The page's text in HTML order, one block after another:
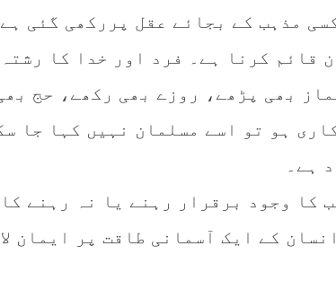
مذہب کے بجائے عقل پررکھی گئی
قائم کرنا ہے۔ فرد اور خدا کا رشتہ
بھی پڑھے، روزے بھی رکھے، حج
ہو تو اسے مسلمان نہیں کہا جا
ہے۔
کا وجود برقرار رہنے یا نہ رہنے کا
کے ایک آسمانی طاقت پر ایمان